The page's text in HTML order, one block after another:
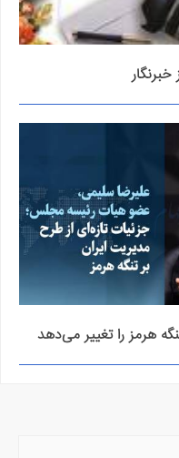
هرمز را تغییر می‌دهد